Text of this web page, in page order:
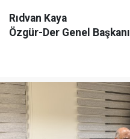
Rıdvan Kaya
Özgür-Der Genel Başkanı